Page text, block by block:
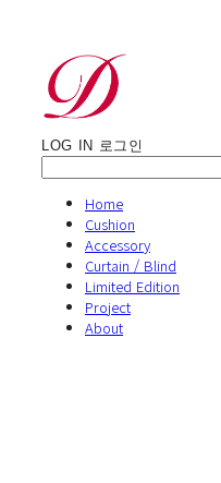
LOG IN 로그인
Home
Cushion
Accessory
Curtain / Blind
Limited Edition
Project
About